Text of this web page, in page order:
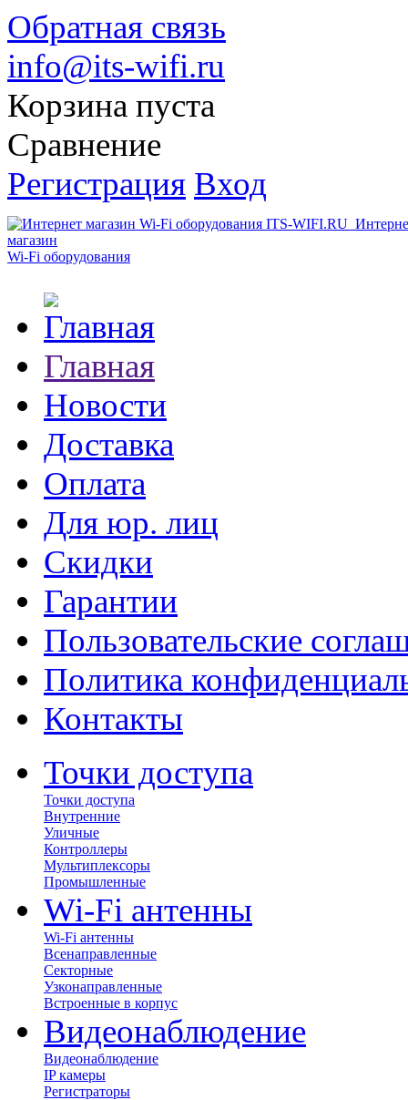
Обратная связь
info@its-wifi.ru
Корзина пуста
Сравнение
Регистрация Вход
магазин
Wi-Fi оборудования
Главная
Новости
Доставка
Оплата
Для юр. лиц
Скидки
Гарантии
Пользовательские
Политика
Контакты
Точки доступа
Точки доступа
Внутренние
Уличные
Контроллеры
Мультиплексоры
Промышленные
Wi-Fi антенны
Wi-Fi антенны
Всенаправленные
Секторные
Узконаправленные
Встроенные в корпус
Видеонаблюдение
Видеонаблюдение
IP камеры
Регистраторы